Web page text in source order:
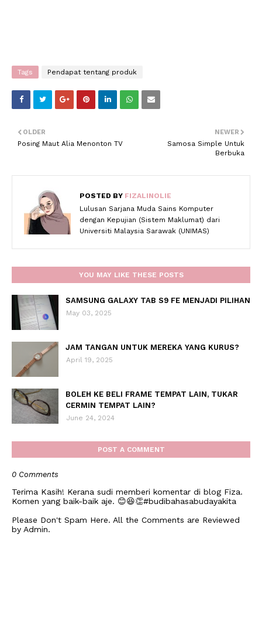
Tags Pendapat tentang produk
NEWER
Samosa Simple Untuk
Berbuka
OLDER
Posing Maut Alia Menonton TV
POSTED BY FIZALINOLIE
Lulusan Sarjana Muda Sains Komputer
dengan Kepujian (Sistem Maklumat) dari
Universiti Malaysia Sarawak (UNIMAS)
YOU MAY LIKE THESE POSTS
SAMSUNG GALAXY TAB S9 FE MENJADI PILIHAN
May 03, 2025
JAM TANGAN UNTUK MEREKA YANG KURUS?
April 19, 2025
BOLEH KE BELI FRAME TEMPAT LAIN, TUKAR
CERMIN TEMPAT LAIN?
June 24, 2024
POST A COMMENT
0 Comments
Terima Kasih! Kerana sudi memberi komentar di blog Fiza.
Komen yang baik-baik aje. 😊😆👏#budibahasabudayakita
Please Don't Spam Here. All the Comments are Reviewed
by Admin.